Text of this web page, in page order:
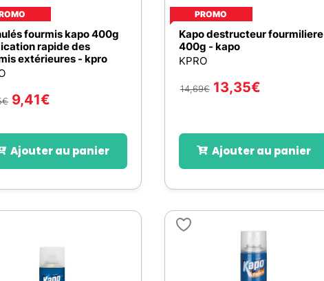
fourmis kapo 400g
rapide des
extérieures - kpro
€ 9,41€
Ajouter au panier
PROMO
Kapo destructeur fourmiliere
400g - kapo
KPRO
14,69€ 13,35€
Ajouter au panier